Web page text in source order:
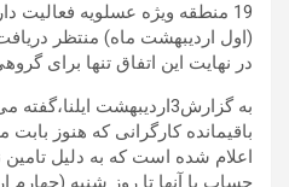
19 منطقه ویژه عسلویه فعالیت
(اول اردیبهشت ماه) منتظر
در نهایت این اتفاق تنها برای
به گزارش3اردیبهشت
باقیمانده کارگرانی که هنوز
اعلام شده است که به دلیل
حساب با آنها تا روز شنبه (چهارم